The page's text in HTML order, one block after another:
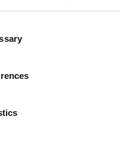
cookies which you allow
your consent at any time
you would like to know
Selection
Necessary
Preferences
Statistics